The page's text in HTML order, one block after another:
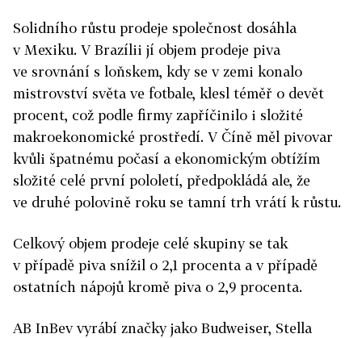
Solidního růstu prodeje společnost dosáhla
v Mexiku. V Brazílii jí objem prodeje piva
ve srovnání s loňskem, kdy se v zemi konalo
mistrovství světa ve fotbale, klesl téměř o devět
procent, což podle firmy zapříčinilo i složité
makroekonomické prostředí. V Číně měl pivovar
kvůli špatnému počasí a ekonomickým obtížím
složité celé první pololetí, předpokládá ale, že
ve druhé polovině roku se tamní trh vrátí k růstu.
Celkový objem prodeje celé skupiny se tak
v případě piva snížil o 2,1 procenta a v případě
ostatních nápojů kromě piva o 2,9 procenta.
AB InBev vyrábí značky jako Budweiser, Stella